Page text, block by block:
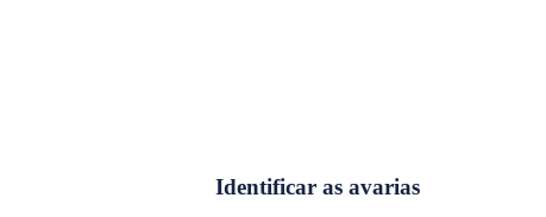
Identificar as avarias